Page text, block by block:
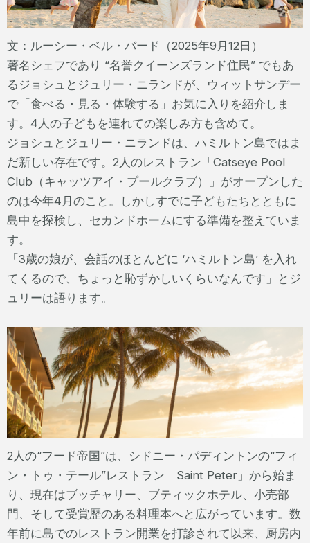
文：ルーシー・ベル・バード（2025年9月12日）
著名シェフであり “名誉クイーンズランド住民” でもあ
るジョシュとジュリー・ニランドが、ウィットサンデー
で「食べる・見る・体験する」お気に入りを紹介しま
す。4人の子どもを連れての楽しみ方も含めて。
ジョシュとジュリー・ニランドは、ハミルトン島ではま
だ新しい存在です。2人のレストラン「Catseye Pool
Club（キャッツアイ・プールクラブ）」がオープンした
のは今年4月のこと。しかしすでに子どもたちとともに
島中を探検し、セカンドホームにする準備を整えていま
す。
「3歳の娘が、会話のほとんどに ‘ハミルトン島’ を入れ
てくるので、ちょっと恥ずかしいくらいなんです」とジ
ュリーは語ります。
2人の“フード帝国”は、シドニー・パディントンの“フィ
ン・トゥ・テール”レストラン「Saint Peter」から始ま
り、現在はブッチャリー、ブティックホテル、小売部
門、そして受賞歴のある料理本へと広がっています。数
年前に島でのレストラン開業を打診されて以来、厨房内